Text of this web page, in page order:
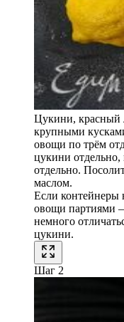
Цукини, красный
крупными
овощи по трём
цукини отдельно,
отдельно.
маслом.
Если контейнеры
овощи партиями
немного
цукини.
Шаг 2